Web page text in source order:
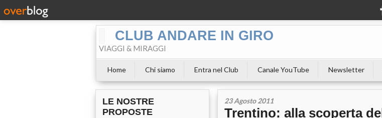
CLUB ANDARE IN GIRO
VIAGGI & MIRAGGI
Home Chi siamo Entra nel Club Canale YouTube Newsletter
LE NOSTRE
PROPOSTE
23 Agosto 2011
Trentino: alla scoperta